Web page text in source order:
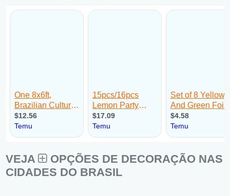
VEJA
OPÇÕES DE DECORAÇÃO NAS
CIDADES DO BRASIL